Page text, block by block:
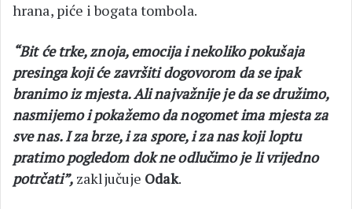
hrana, piće i bogata tombola.
“Bit će trke, znoja, emocija i nekoliko pokušaja
presinga koji će završiti dogovorom da se ipak
branimo iz mjesta. Ali najvažnije je da se družimo,
nasmijemo i pokažemo da nogomet ima mjesta za
sve nas. I za brze, i za spore, i za nas koji loptu
pratimo pogledom dok ne odlučimo je li vrijedno
potrčati”, zaključuje Odak.